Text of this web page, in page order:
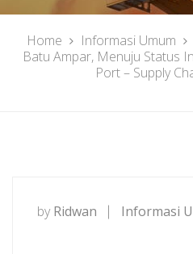
Home Informasi Umum
Batu Ampar, Menuju Status
Port – Supply
by Ridwan Informasi